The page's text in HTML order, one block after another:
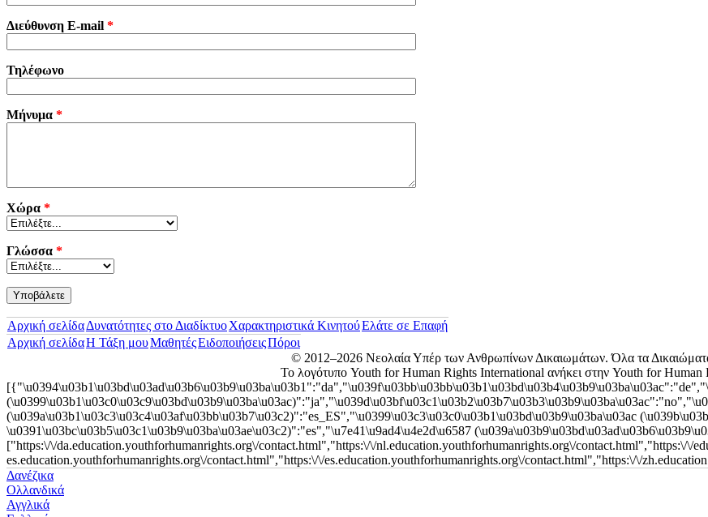
Διεύθυνση E-mail *
Τηλέφωνο
Μήνυμα *
Χώρα *
Γλώσσα *
Αρχική σελίδαΔυνατότητες στο ΔιαδίκτυοΧαρακτηριστικά ΚινητούΕλάτε σε Επαφή
Αρχική σελίδαΗ Τάξη μουΜαθητέςΕιδοποιήσειςΠόροι
© 2012–2026 Νεολαία Υπέρ των Ανθρωπίνων Δικαιωμάτων. Όλα τα
Το λογότυπο Youth for Human Rights International ανήκει στην Youth for Human
(\u039a\u03b1\u03c3\u03c4\u03af\u03bb\u03b7\u03c2)":"es_ES","\u0399\u03c3\u03c0\u03b1\u03bd\u03b9\u03ba\u03ac
\u0391\u03bc\u03b5\u03c1\u03b9\u03ba\u03ae\u03c2)":"es","\u7e41\u9ad4\u4e2d\u6587
["https:\/\/da.education.youthforhumanrights.org\/contact.html","https:\/\/nl.education.youthforhumanrights.org\/contact.html","https:\/
es.education.youthforhumanrights.org\/contact.html","https:\/\/es.education.youthforhumanrights.org\/contact.html","https:\/\/
Δανέζικα
Ολλανδικά
Αγγλικά